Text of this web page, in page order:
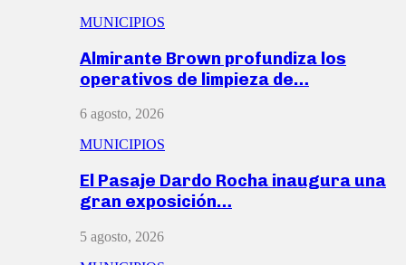
MUNICIPIOS
Almirante Brown profundiza los
operativos de limpieza de…
6 agosto, 2026
MUNICIPIOS
El Pasaje Dardo Rocha inaugura una
gran exposición…
5 agosto, 2026